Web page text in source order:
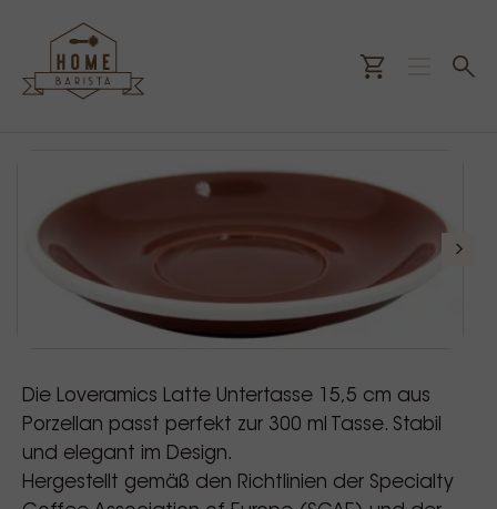
Die Loveramics Latte Untertasse 15,5 cm aus
Porzellan passt perfekt zur 300 ml Tasse. Stabil
und elegant im Design.
Hergestellt gemäß den Richtlinien der Specialty